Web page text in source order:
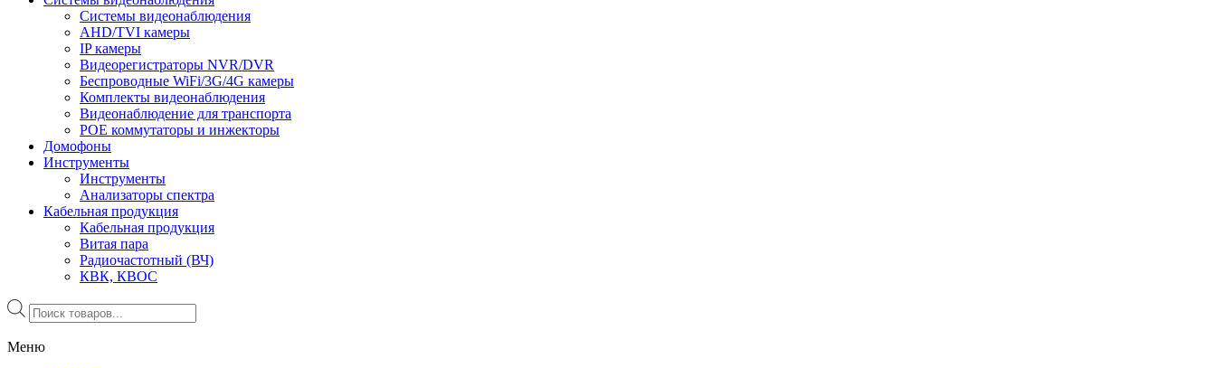
Системы видеонаблюдения
AHD/TVI камеры
IP камеры
Видеорегистраторы NVR/DVR
Беспроводные WiFi/3G/4G камеры
Комплекты видеонаблюдения
Видеонаблюдение для транспорта
POE коммутаторы и инжекторы
Домофоны
Инструменты
Инструменты
Анализаторы спектра
Кабельная продукция
Кабельная продукция
Витая пара
Радиочастотный (ВЧ)
КВК, КВОС
Поиск
товаров
Меню